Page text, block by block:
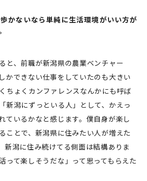
かないなら単純に生活環境がいい方が
と、前職が新潟県の農業ベンチャー
かできない仕事をしていたのも大きい
ちょくカンファレンスなんかにも呼ば
新潟にずっといる人」として、かえっ
ているかなと感じます。僕自身が楽し
ことで、新潟県に住みたい人が増えた
新潟に住み続けてる側面は結構ありま
って楽しそうだな」って思ってもらえた